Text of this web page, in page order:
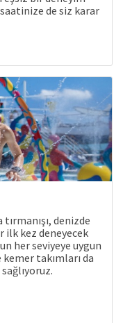
Turlar
de siz karar
denizde
ilk kez deneyecek
her seviyeye uygun
takımları da